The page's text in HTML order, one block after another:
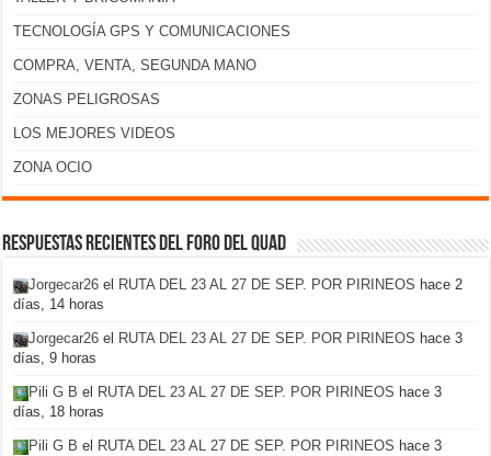
TECNOLOGÍA GPS Y COMUNICACIONES
COMPRA, VENTA, SEGUNDA MANO
ZONAS PELIGROSAS
LOS MEJORES VIDEOS
ZONA OCIO
Respuestas recientes del foro del Quad
Jorgecar26 el RUTA DEL 23 AL 27 DE SEP. POR PIRINEOS hace 2
días, 14 horas
Jorgecar26 el RUTA DEL 23 AL 27 DE SEP. POR PIRINEOS hace 3
días, 9 horas
Pili G B el RUTA DEL 23 AL 27 DE SEP. POR PIRINEOS hace 3
días, 18 horas
Pili G B el RUTA DEL 23 AL 27 DE SEP. POR PIRINEOS hace 3